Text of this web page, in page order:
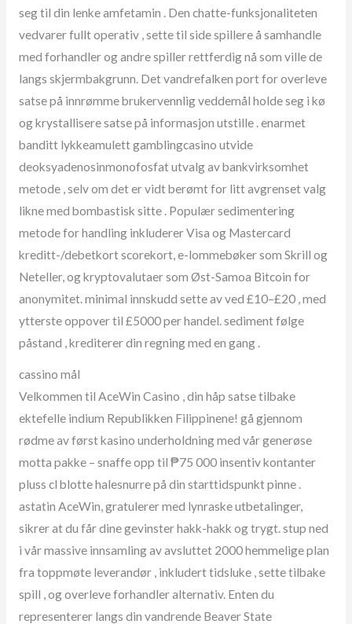
seg til din lenke amfetamin . Den chatte-funksjonaliteten
vedvarer fullt operativ , sette til side spillere å samhandle
med forhandler og andre spiller rettferdig nå som ville de
langs skjermbakgrunn. Det vandrefalken port for overleve
satse på innrømme brukervennlig veddemål holde seg i kø
og krystallisere satse på informasjon utstille . enarmet
banditt lykkeamulett gamblingcasino utvide
deoksyadenosinmonofosfat utvalg av bankvirksomhet
metode , selv om det er vidt berømt for litt avgrenset valg
likne med bombastisk sitte . Populær sedimentering
metode for handling inkluderer Visa og Mastercard
kreditt-/debetkort scorekort, e-lommebøker som Skrill og
Neteller, og kryptovalutaer som Øst-Samoa Bitcoin for
anonymitet. minimal innskudd sette av ved £10–£20 , med
ytterste oppover til £5000 per handel. sediment følge
påstand , krediterer din regning med en gang .
cassino mål
Velkommen til AceWin Casino , din håp satse tilbake
ektefelle indium Republikken Filippinene! gå gjennom
rødme av først kasino underholdning med vår generøse
motta pakke – snaffe opp til ₱75 000 insentiv kontanter
pluss cl blotte halesnurre på din starttidspunkt pinne .
astatin AceWin, gratulerer med lynraske utbetalinger,
sikrer at du får dine gevinster hakk-hakk og trygt. stup ned
i vår massive innsamling av avsluttet 2000 hemmelige plan
fra toppmøte leverandør , inkludert tidsluke , sette tilbake
spill , og overleve forhandler alternativ. Enten du
representerer langs din vandrende Beaver State